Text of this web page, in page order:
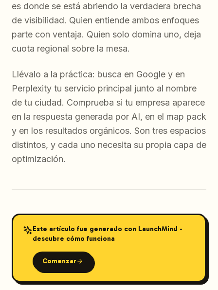
es donde se está abriendo la verdadera brecha
de visibilidad. Quien entiende ambos enfoques
parte con ventaja. Quien solo domina uno, deja
cuota regional sobre la mesa.
Llévalo a la práctica: busca en Google y en
Perplexity tu servicio principal junto al nombre
de tu ciudad. Comprueba si tu empresa aparece
en la respuesta generada por AI, en el map pack
y en los resultados orgánicos. Son tres espacios
distintos, y cada uno necesita su propia capa de
optimización.
Este artículo fue generado con LaunchMind -
descubre cómo funciona
Comenzar